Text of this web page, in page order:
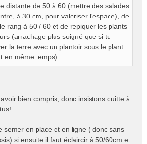
distante de 50 à 60 (mettre des salades
à 30 cm, pour valoriser l'espace), de
rang à 50 / 60 et de repiquer les plants
(arrachage plus soigné que si tu
la terre avec un plantoir sous le plant
en même temps)
bien compris, donc insistons quitte à
semer en place et en ligne ( donc sans
si ensuite il faut éclaircir à 50/60cm et